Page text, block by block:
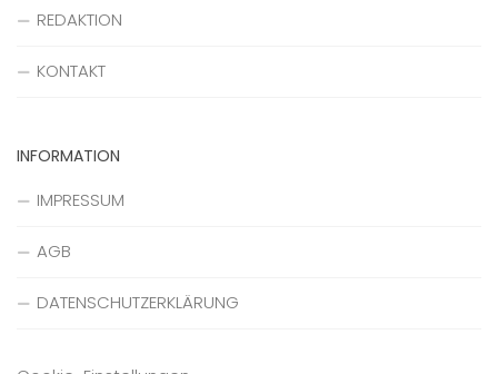
REDAKTION
KONTAKT
INFORMATION
IMPRESSUM
AGB
DATENSCHUTZERKLÄRUNG